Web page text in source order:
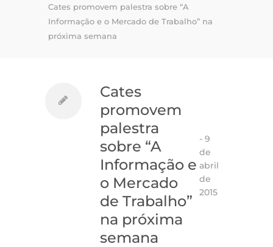
Cates promovem palestra sobre “A
Informação e o Mercado de Trabalho” na
próxima semana
Cates
promovem
palestra
sobre “A
Informação e
o Mercado
de Trabalho”
na próxima
semana
- 9
de
abril
de
2015